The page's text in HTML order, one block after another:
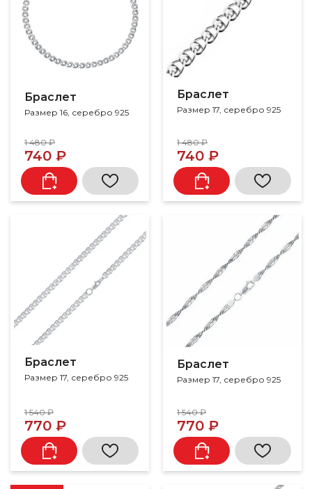
Браслет
Размер 16, серебро 925
1 480 ₽
740 ₽
Браслет
Размер 17, серебро 925
1 480 ₽
740 ₽
Браслет
Размер 17, серебро 925
1 540 ₽
770 ₽
Браслет
Размер 17, серебро 925
1 540 ₽
770 ₽